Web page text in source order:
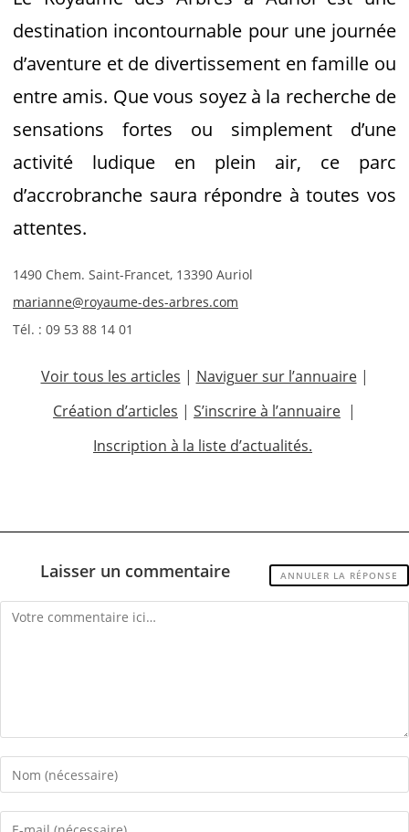
destination incontournable pour une journée
d’aventure et de divertissement en famille ou
entre amis. Que vous soyez à la recherche de
sensations fortes ou simplement d’une
activité ludique en plein air, ce parc
d’accrobranche saura répondre à toutes vos
attentes.
1490 Chem. Saint-Francet, 13390 Auriol
marianne@royaume-des-arbres.com
Tél. : 09 53 88 14 01
Voir tous les articles | Naviguer sur l’annuaire|
Création d’articles | S’inscrire à l’annuaire |
Inscription à la liste d’actualités.
Laisser un commentaire ANNULER LA RÉPONSE
Comment
Enter
your
name
Enter